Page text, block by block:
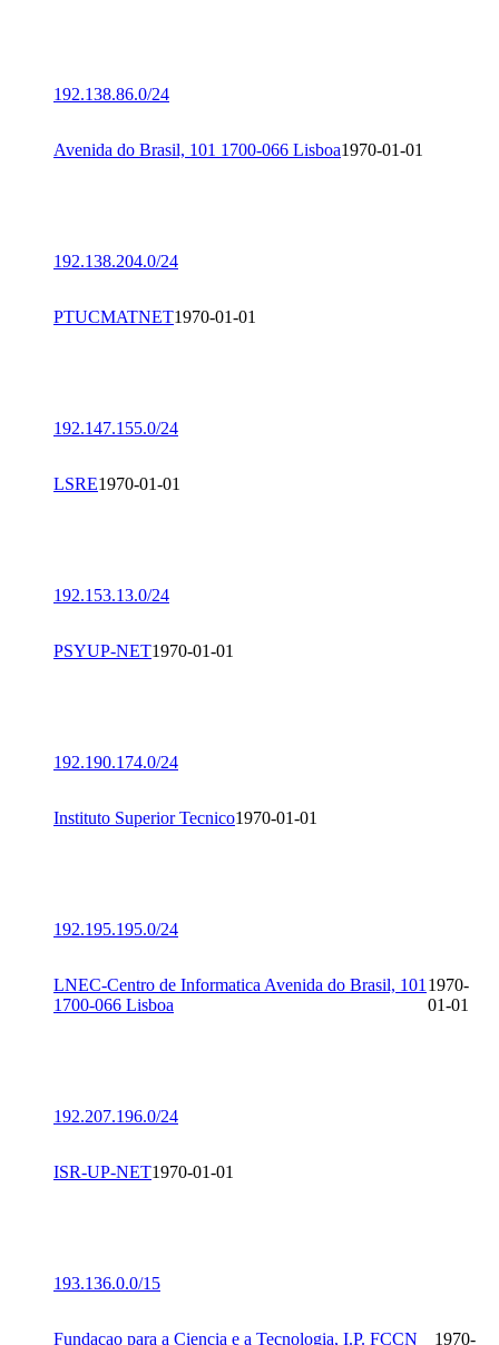
192.138.86.0/24
Avenida do Brasil, 101 1700-066 Lisboa1970-01-01
192.138.204.0/24
PTUCMATNET1970-01-01
192.147.155.0/24
LSRE1970-01-01
192.153.13.0/24
PSYUP-NET1970-01-01
192.190.174.0/24
Instituto Superior Tecnico1970-01-01
192.195.195.0/24
LNEC-Centro de Informatica Avenida do Brasil, 101
1700-066 Lisboa
1970-
01-01
192.207.196.0/24
ISR-UP-NET1970-01-01
193.136.0.0/15
Fundacao para a Ciencia e a Tecnologia, I.P. FCCN 1970-